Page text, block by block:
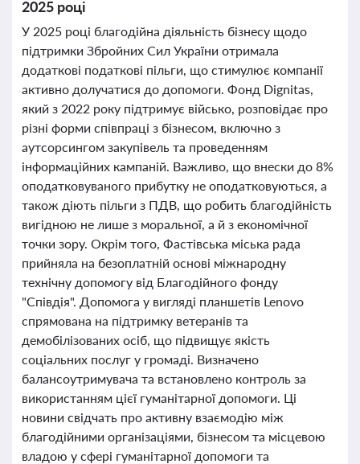
2025 році
У 2025 році благодійна діяльність бізнесу щодо
підтримки Збройних Сил України отримала
додаткові податкові пільги, що стимулює компанії
активно долучатися до допомоги. Фонд Dignitas,
який з 2022 року підтримує військо, розповідає про
різні форми співпраці з бізнесом, включно з
аутсорсингом закупівель та проведенням
інформаційних кампаній. Важливо, що внески до 8%
оподатковуваного прибутку не оподатковуються, а
також діють пільги з ПДВ, що робить благодійність
вигідною не лише з моральної, а й з економічної
точки зору. Окрім того, Фастівська міська рада
прийняла на безоплатній основі міжнародну
технічну допомогу від Благодійного фонду
"Співдія". Допомога у вигляді планшетів Lenovo
спрямована на підтримку ветеранів та
демобілізованих осіб, що підвищує якість
соціальних послуг у громаді. Визначено
балансоутримувача та встановлено контроль за
використанням цієї гуманітарної допомоги. Ці
новини свідчать про активну взаємодію між
благодійними організаціями, бізнесом та місцевою
владою у сфері гуманітарної допомоги та